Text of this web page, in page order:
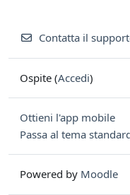
Contatta il
Ospite (Accedi)
Ottieni l'app mobile
Passa al tema
Powered by Moodle